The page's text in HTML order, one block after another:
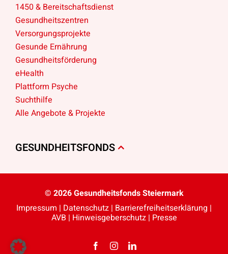
1450 & Bereitschaftsdienst
Gesundheitszentren
Versorgungsprojekte
Gesunde Ernährung
Gesundheitsförderung
eHealth
Plattform Psyche
Suchthilfe
Alle Angebote & Projekte
GESUNDHEITSFONDS
© 2026 Gesundheitsfonds Steiermark
Impressum | Datenschutz | Barriere­freiheits­erklärung |
AVB | Hinweisgeberschutz| Presse
FacebookInstagramLinkedIn